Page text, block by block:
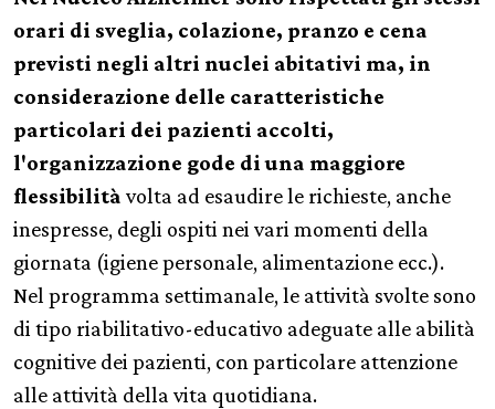
orari di sveglia, colazione, pranzo e cena
previsti negli altri nuclei abitativi ma, in
considerazione delle caratteristiche
particolari dei pazienti accolti,
l'organizzazione gode di una maggiore
flessibilità volta ad esaudire le richieste, anche
inespresse, degli ospiti nei vari momenti della
giornata (igiene personale, alimentazione ecc.).
Nel programma settimanale, le attività svolte sono
di tipo riabilitativo-educativo adeguate alle abilità
cognitive dei pazienti, con particolare attenzione
alle attività della vita quotidiana.